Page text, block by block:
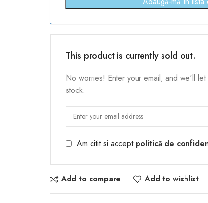
This product is currently sold out.
No worries! Enter your email, and we'll
stock.
Am citit si accept politică de
Add to compare Add to wishlist